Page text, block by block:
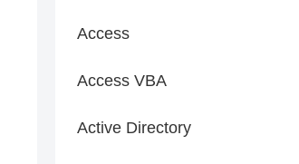
Access
Access VBA
Active Directory